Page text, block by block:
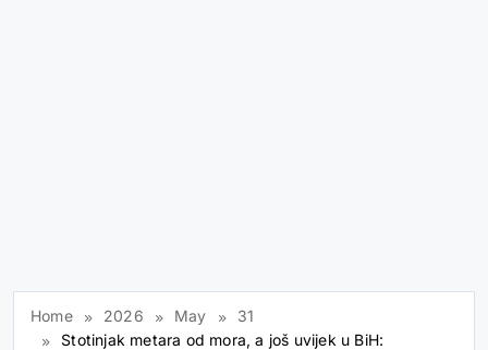
Home 2026 May
31
Stotinjak metara od mora, a još uvijek u BiH: